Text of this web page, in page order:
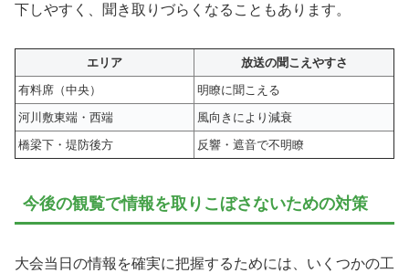
下しやすく、聞き取りづらくなることもあります。
エリア
放送の聞こえやすさ
有料席（中央）
明瞭に聞こえる
河川敷東端・西端
風向きにより減衰
橋梁下・堤防後方
反響・遮音で不明瞭
今後の観覧で情報を取りこぼさないための対策
大会当日の情報を確実に把握するためには、いくつかの工